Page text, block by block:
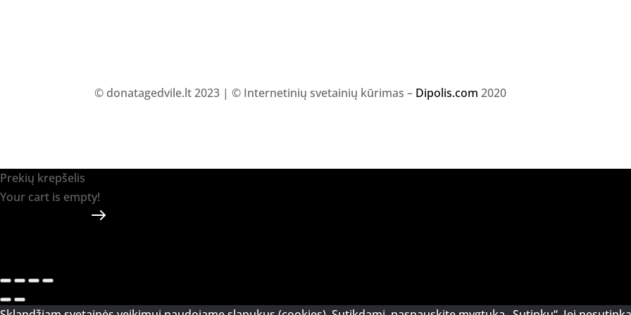
© donatagedvile.lt 2023 | © Internetinių svetainių kūrimas – Dipolis.com 2020
Prekių krepšelis
Your cart is empty!